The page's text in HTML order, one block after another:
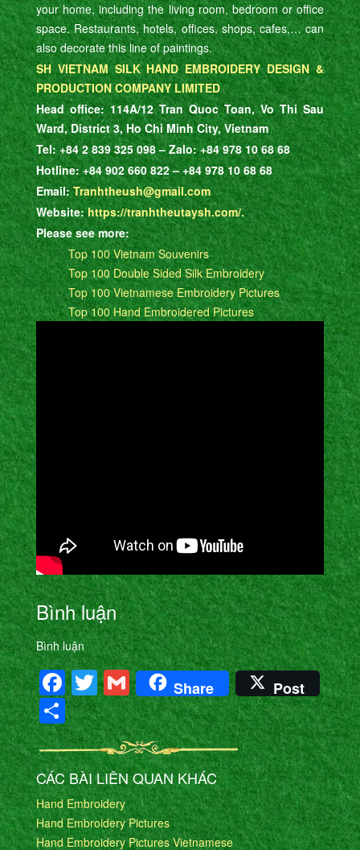
your home, including the living room, bedroom or office
space. Restaurants, hotels, offices, shops, cafes,… can
also decorate this line of paintings.
SH VIETNAM SILK HAND EMBROIDERY DESIGN &
PRODUCTION COMPANY LIMITED
Head office: 114A/12 Tran Quoc Toan, Vo Thi Sau
Ward, District 3, Ho Chi Minh City, Vietnam
Tel: +84 2 839 325 098 – Zalo: +84 978 10 68 68
Hotline: +84 902 660 822 – +84 978 10 68 68
Email:Tranhtheush@gmail.com
Website:https://tranhtheutaysh.com/.
Please see more:
Top 100 Vietnam Souvenirs
Top 100 Double Sided Silk Embroidery
Top 100 Vietnamese Embroidery Pictures
Top 100 Hand Embroidered Pictures
Bình luận
Bình luận
Facebook
Twitter
Gmail
Share Post
Share
CÁC BÀI LIÊN QUAN KHÁC
Hand Embroidery
Hand Embroidery Pictures
Hand Embroidery Pictures Vietnamese